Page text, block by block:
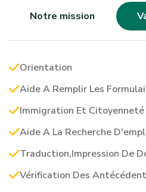
Notre mission
Orientation
Aide A Remplir Les
Immigration Et Citoyenneté
Aide A La Recherche
Traduction,impression De
Vérification Des